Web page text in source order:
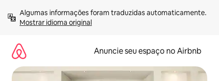
para
Mostrar idioma original
Anuncie seu espaço no Airbnb